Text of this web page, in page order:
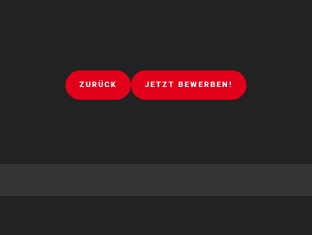
ZURÜCK JETZT BEWERBEN!